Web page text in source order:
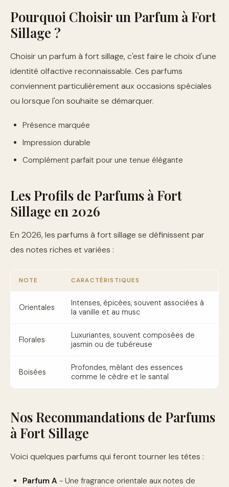
Pourquoi Choisir un Parfum à Fort
Sillage ?
Choisir un parfum à fort sillage, c'est faire le choix d'une
identité olfactive reconnaissable. Ces parfums
conviennent particulièrement aux occasions spéciales
ou lorsque l'on souhaite se démarquer.
Présence marquée
Impression durable
Complément parfait pour une tenue élégante
Les Profils de Parfums à Fort
Sillage en 2026
En 2026, les parfums à fort sillage se définissent par
des notes riches et variées :
NOTE CARACTÉRISTIQUES
Orientales
Intenses, épicées, souvent associées à
la vanille et au musc
Florales
Luxuriantes, souvent composées de
jasmin ou de tubéreuse
Boisées
Profondes, mêlant des essences
comme le cèdre et le santal
Nos Recommandations de Parfums
à Fort Sillage
Voici quelques parfums qui feront tourner les têtes :
Parfum A - Une fragrance orientale aux notes de